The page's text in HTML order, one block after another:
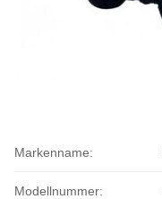
Markenname:
Modellnummer: